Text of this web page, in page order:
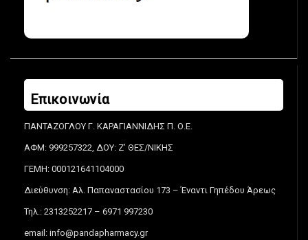
Επικοινωνία
ΠΑΝΤΑΖΟΓΛΟΥ Γ. ΚΑΡΑΓΙΑΝΝΙΔΗΣ Π. Ο.Ε.
ΑΦΜ: 999257322, ΔΟΥ: Ζ’ ΘΕΣ/ΝΙΚΗΣ
ΓΕΜΗ: 000121641104000
Διεύθυνση: Αλ. Παπαναστασίου 173 – Έναντι Γηπέδου Άρεως
Τηλ.: 2313252217 – 6971 997230
email: info@pandapharmacy.gr